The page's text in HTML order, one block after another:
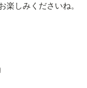
楽しみくださいね。